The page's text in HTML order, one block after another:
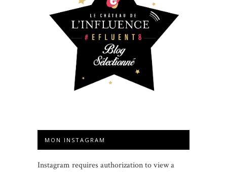
MON INSTAGRAM
Instagram requires authorization to view a